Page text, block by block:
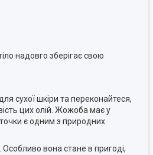
надовго зберігає свою
сухої шкіри та переконайтеся,
цих олій. Жожоба має у
є одним з природних
Особливо вона стане в пригоді,